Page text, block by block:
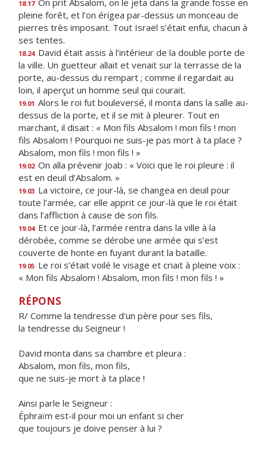
18.17 On prit Absalom, on le jeta dans la grande fosse en
pleine forêt, et l’on érigea par-dessus un monceau de
pierres très imposant. Tout Israël s’était enfui, chacun à
ses tentes.
18.24 David était assis à l’intérieur de la double porte de
la ville. Un guetteur allait et venait sur la terrasse de la
porte, au-dessus du rempart ; comme il regardait au
loin, il aperçut un homme seul qui courait.
19.01 Alors le roi fut bouleversé, il monta dans la salle au-
dessus de la porte, et il se mit à pleurer. Tout en
marchant, il disait : « Mon fils Absalom ! mon fils ! mon
fils Absalom ! Pourquoi ne suis-je pas mort à ta place ?
Absalom, mon fils ! mon fils ! »
19.02 On alla prévenir Joab : « Voici que le roi pleure : il
est en deuil d’Absalom. »
19.03 La victoire, ce jour-là, se changea en deuil pour
toute l’armée, car elle apprit ce jour-là que le roi était
dans l’affliction à cause de son fils.
19.04 Et ce jour-là, l’armée rentra dans la ville à la
dérobée, comme se dérobe une armée qui s’est
couverte de honte en fuyant durant la bataille.
19.05 Le roi s’était voilé le visage et criait à pleine voix :
« Mon fils Absalom ! Absalom, mon fils ! mon fils ! »
RÉPONS
R/ Comme la tendresse d'un père pour ses fils,
la tendresse du Seigneur !
David monta dans sa chambre et pleura :
Absalom, mon fils, mon fils,
que ne suis-je mort à ta place !
Ainsi parle le Seigneur :
Éphraïm est-il pour moi un enfant si cher
que toujours je doive penser à lui ?